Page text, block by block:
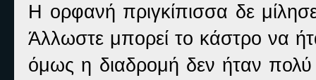
Η ορφανή πριγκίπισσα δε
Άλλωστε μπορεί το κάστρο να
όμως η διαδρομή δεν ήταν